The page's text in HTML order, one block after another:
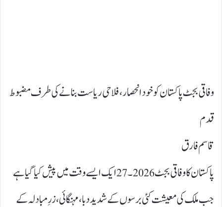
وفاقی بجٹ پاکستان کو خود انحصار، فلاحی ریاست بنانے کی طرف مضبوط
قدم
قاسم فارق
پاکستان کا وفاقی بجٹ 2026۔27ایک ایسے وقت میں پیش کیا گیا ہے
جب ملک کی معیشت کئی برسوں کے شدید دبا، مہنگائی، زرِ مبادلہ کے